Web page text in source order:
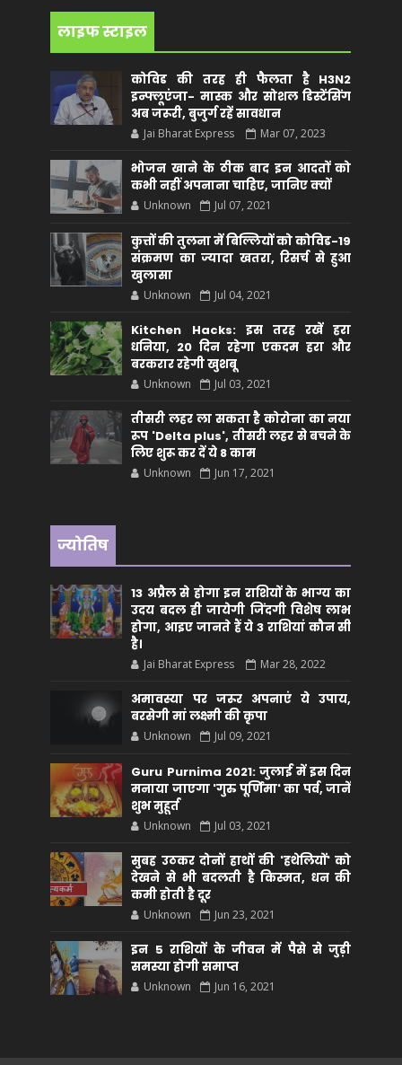
लाइफ स्टाइल
कोविड की तरह ही फैलता है H3N2
इन्फ्लूएंजा- मास्क और सोशल डिस्टेंसिंग
अब जरूरी, बुजुर्ग रहें सावधान
Jai Bharat Express Mar 07, 2023
भोजन खाने के ठीक बाद इन आदतों को
कभी नहीं अपनाना चाहिए, जानिए क्यों
Unknown Jul 07, 2021
कुत्तों की तुलना में बिल्लियों को कोविड-19
संक्रमण का ज्यादा खतरा, रिसर्च से हुआ
खुलासा
Unknown Jul 04, 2021
Kitchen Hacks: इस तरह रखें हरा
धनिया, 20 दिन रहेगा एकदम हरा और
बरकरार रहेगी खुशबू
Unknown Jul 03, 2021
तीसरी लहर ला सकता है कोरोना का नया
रूप 'Delta plus', तीसरी लहर से बचने के
लिए शुरू कर दें ये 8 काम
Unknown Jun 17, 2021
ज्योतिष
13 अप्रैल से होगा इन राशियों के भाग्य का
उदय बदल ही जायेगी जिंदगी विशेष लाभ
होगा, आइए जानते हैं ये 3 राशियां कौन सीं
है।
Jai Bharat Express Mar 28, 2022
अमावस्या पर जरूर अपनाएं ये उपाय,
बरसेगी मां लक्ष्मी की कृपा
Unknown Jul 09, 2021
Guru Purnima 2021: जुलाई में इस दिन
मनाया जाएगा 'गुरु पूर्णिमा' का पर्व, जानें
शुभ मुहूर्त
Unknown Jul 03, 2021
सुबह उठकर दोनों हाथों की 'हथेलियों' को
देखने से भी बदलती है किस्मत, धन की
कमी होती है दूर
Unknown Jun 23, 2021
इन 5 राशियों के जीवन में पैसे से जुड़ी
समस्या होगी समाप्त
Unknown Jun 16, 2021